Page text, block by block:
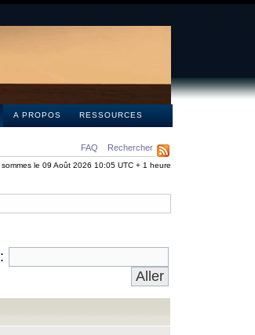
A PROPOS RESSOURCES
FAQ Rechercher
sommes le 09 Août 2026 10:05 UTC + 1 heure